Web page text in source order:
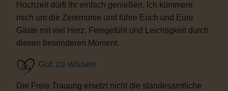
Hochzeit dürft Ihr einfach genießen. Ich kümmere
mich um die Zeremonie und führe Euch und Eure
Gäste mit viel Herz, Feingefühl und Leichtigkeit durch
diesen besonderen Moment.
Gut zu wissen
Die Freie Trauung ersetzt nicht die standesamtliche